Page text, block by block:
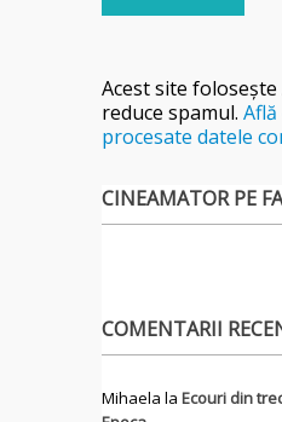
Acest site
reduce spamul.
procesate datele
CINEAMATOR PE
COMENTARII
Mihaela la Ecouri din